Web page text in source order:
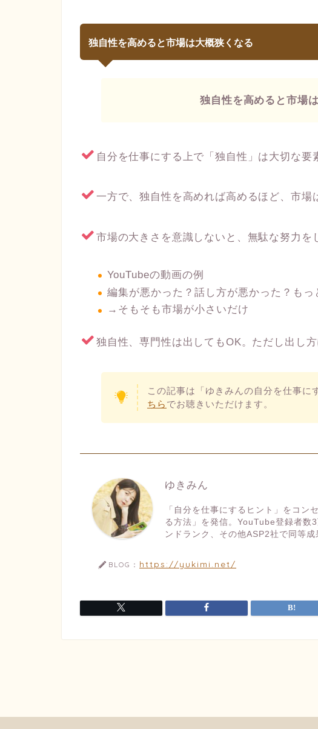
独自性を高めると市場は大概狭くなる
独自性を高めると市場
自分を仕事にする上で「独自性」は大切な要
一方で、独自性を高めれば高めるほど、市場
市場の大きさを意識しないと、無駄な努力を
YouTubeの動画の例
編集が悪かった？話し方が悪かった？もっ
→そもそも市場が小さいだけ
独自性、専門性は出してもOK。ただし出し
この記事は「ゆきみんの自分を仕事に
ちら でお聴きいただけます。
ゆきみん
「自分を仕事にするヒント」をコン
る方法」を発信。YouTube登録者数
ンドランク、その他ASP2社で同等
BLOG： https://yukimi.net/